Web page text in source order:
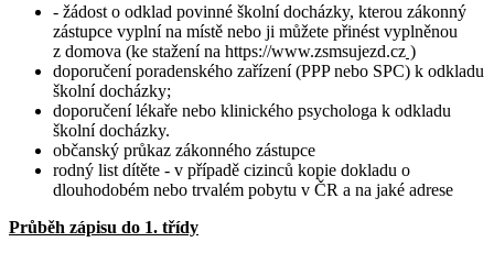
- žádost o odklad povinné školní docházky, kterou zákonný
zástupce vyplní na místě nebo ji můžete přinést vyplněnou
z domova (ke stažení na https://www.zsmsujezd.cz )
doporučení poradenského zařízení (PPP nebo SPC) k odkladu
školní docházky;
doporučení lékaře nebo klinického psychologa k odkladu
školní docházky.
občanský průkaz zákonného zástupce
rodný list dítěte - v případě cizinců kopie dokladu o
dlouhodobém nebo trvalém pobytu v ČR a na jaké adrese
Průběh zápisu do 1. třídy